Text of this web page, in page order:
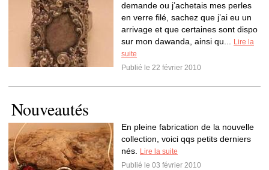
demande ou j’achetais mes perles
en verre filé, sachez que j’ai eu un
arrivage et que certaines sont dispo
sur mon dawanda, ainsi qu...
Lire la
suite
Publié le 22 février 2010
Nouveautés
En pleine fabrication de la nouvelle
collection, voici qqs petits derniers
nés.
Lire la suite
Publié le 03 février 2010